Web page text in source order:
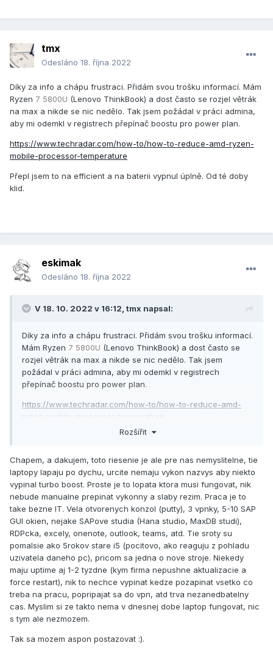
tmx
Odesláno 18. října 2022
Díky za info a chápu frustraci. Přidám svou trošku informací. Mám
Ryzen 7 5800U (Lenovo ThinkBook) a dost často se rozjel větrák
na max a nikde se nic nedělo. Tak jsem požádal v práci admina,
aby mi odemkl v registrech přepínač boostu pro power plan.
https://www.techradar.com/how-to/how-to-reduce-amd-ryzen-
mobile-processor-temperature
Přepl jsem to na efficient a na baterii vypnul úplně. Od té doby
klid.
eskimak
Odesláno 18. října 2022
V 18. 10. 2022 v 16:12, tmx napsal:
Díky za info a chápu frustraci. Přidám svou trošku informací.
Mám Ryzen 7 5800U (Lenovo ThinkBook) a dost často se
rozjel větrák na max a nikde se nic nedělo. Tak jsem
požádal v práci admina, aby mi odemkl v registrech
přepínač boostu pro power plan.
https://www.techradar.com/how-to/how-to-reduce-amd-
ryzen-mobile-processor-temperature
Přepl jsem to na efficient a na baterii vypnul úplně. Od té
Rozšířit
Chapem, a dakujem, toto riesenie je ale pre nas nemyslitelne, tie
laptopy lapaju po dychu, urcite nemaju vykon nazvys aby niekto
vypinal turbo boost. Proste je to lopata ktora musi fungovat, nik
nebude manualne prepinat vykonny a slaby rezim. Praca je to
take bezne IT. Vela otvorenych konzol (putty), 3 vpnky, 5-10 SAP
GUI okien, nejake SAPove studia (Hana studio, MaxDB studi),
RDPcka, excely, onenote, outlook, teams, atd. Tie sroty su
pomalsie ako 5rokov stare i5 (pocitovo, ako reaguju z pohladu
uzivatela daneho pc), pricom sa jedna o nove stroje. Niekedy
maju uptime aj 1-2 tyzdne (kym firma nepushne aktualizacie a
force restart), nik to nechce vypinat kedze pozapinat vsetko co
treba na pracu, popripajat sa do vpn, atd trva nezanedbatelny
cas. Myslim si ze takto nema v dnesnej dobe laptop fungovat, nic
s tym ale nezmozem.
Tak sa mozem aspon postazovat :).